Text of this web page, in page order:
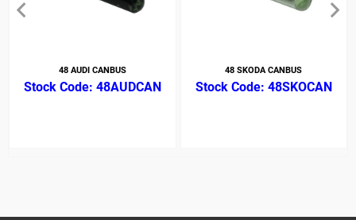
48 AUDI CANBUS
48AUDCAN
48 SKODA CANBUS
48SKOCAN